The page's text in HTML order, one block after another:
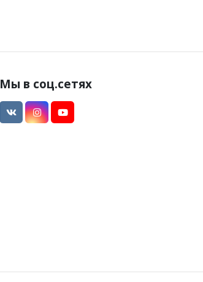
Мы в соц.сетях